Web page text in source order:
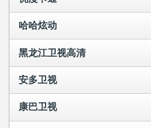
哈哈炫动
黑龙江卫视高清
安多卫视
康巴卫视